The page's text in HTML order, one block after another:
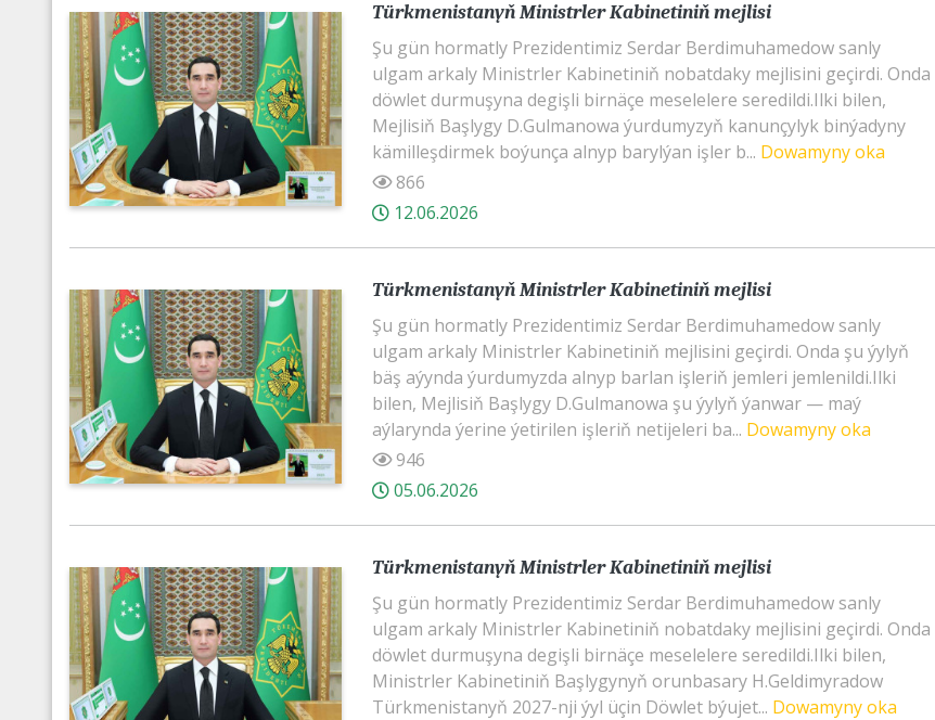
Türkmenistanyň Ministrler Kabinetiniň mejlisi
Şu gün hormatly Prezidentimiz Serdar Berdimuhamedow sanly
ulgam arkaly Ministrler Kabinetiniň nobatdaky mejlisini geçirdi. Onda
döwlet durmuşyna degişli birnäçe meselelere seredildi.Ilki bilen,
Mejlisiň Başlygy D.Gulmanowa ýurdumyzyň kanunçylyk binýadyny
kämilleşdirmek boýunça alnyp barylýan işler b... Dowamyny oka
866
12.06.2026
Türkmenistanyň Ministrler Kabinetiniň mejlisi
Şu gün hormatly Prezidentimiz Serdar Berdimuhamedow sanly
ulgam arkaly Ministrler Kabinetiniň mejlisini geçirdi. Onda şu ýylyň
bäş aýynda ýurdumyzda alnyp barlan işleriň jemleri jemlenildi.Ilki
bilen, Mejlisiň Başlygy D.Gulmanowa şu ýylyň ýanwar — maý
aýlarynda ýerine ýetirilen işleriň netijeleri ba... Dowamyny oka
946
05.06.2026
Türkmenistanyň Ministrler Kabinetiniň mejlisi
Şu gün hormatly Prezidentimiz Serdar Berdimuhamedow sanly
ulgam arkaly Ministrler Kabinetiniň nobatdaky mejlisini geçirdi. Onda
döwlet durmuşyna degişli birnäçe meselelere seredildi.Ilki bilen,
Ministrler Kabinetiniň Başlygynyň orunbasary H.Geldimyradow
Türkmenistanyň 2027-nji ýyl üçin Döwlet býujet... Dowamyny oka